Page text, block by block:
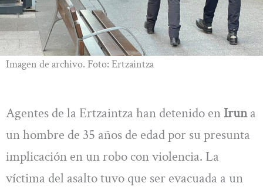
Imagen de archivo. Foto: Ertzaintza
Agentes de la Ertzaintza han detenido en Iruna
un hombre de 35 años de edad por su presunta
implicación en un robo con violencia. La
víctima del asalto tuvo que ser evacuada a un